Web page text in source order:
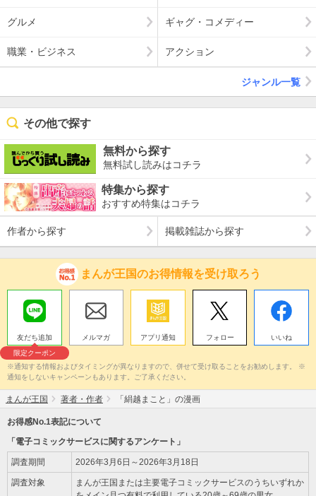
グルメ ギャグ・コメディー
職業・ビジネス アクション
ジャンル一覧
その他で探す
無料から探す
無料試し読みはコチラ
特集から探す
おすすめ特集はコチラ
作者から探す 掲載雑誌から探す
まんが王国のお得情報を受け取ろう
友だち追加
限定クーポン
メルマガ アプリ通知 フォロー いいね
※通知する情報およびタイミングが異なりますので、併せて受け取ることをお勧めします。 ※
通知をしないキャンペーンもあります。ご了承ください。
まんが王国 著者・作者 「絹越まこと」の漫画
お得感No.1表記について
「電子コミックサービスに関するアンケート」
調査期間 2026年3月6日～2026年3月18日
調査対象
まんが王国または主要電子コミックサービスのうちいずれか